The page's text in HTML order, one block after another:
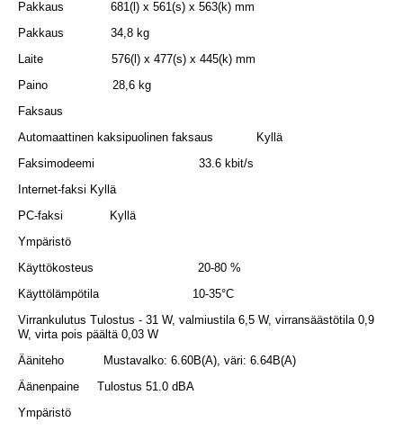
Pakkaus 681(l) x 561(s) x 563(k) mm
Pakkaus 34,8 kg
Laite 576(l) x 477(s) x 445(k) mm
Paino 28,6 kg
Faksaus
Automaattinen kaksipuolinen faksaus Kyllä
Faksimodeemi 33.6 kbit/s
Internet-faksi Kyllä
PC-faksi Kyllä
Ympäristö
Käyttökosteus 20-80 %
Käyttölämpötila 10-35°C
Virrankulutus Tulostus - 31 W, valmiustila 6,5 W, virransäästötila 0,9
W, virta pois päältä 0,03 W
Ääniteho Mustavalko: 6.60B(A), väri: 6.64B(A)
Äänenpaine Tulostus 51.0 dBA
Ympäristö